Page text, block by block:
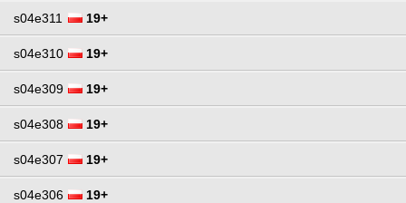
s04e311 19+
s04e310 19+
s04e309 19+
s04e308 19+
s04e307 19+
s04e306 19+